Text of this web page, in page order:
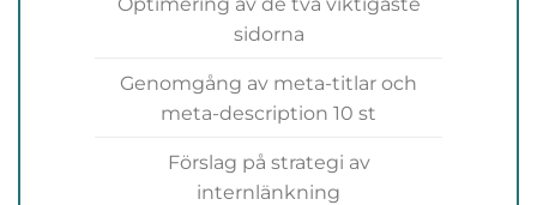
sidorna
Genomgång av meta-titlar och
meta-description 10 st
Förslag på strategi av
internlänkning